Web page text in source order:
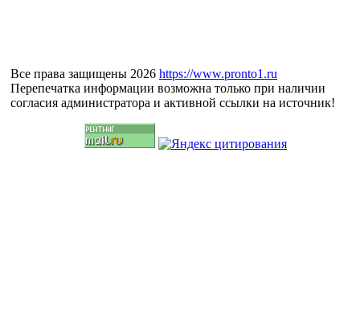
Все права защищены 2026 https://www.pronto1.ru
Перепечатка информации возможна только при наличии
согласия администратора и активной ссылки на источник!